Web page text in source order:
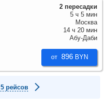
от 896 BYN
2 пересадки
5 ч 5 мин
Москва
14 ч 20 мин
Абу-Даби
рейсов